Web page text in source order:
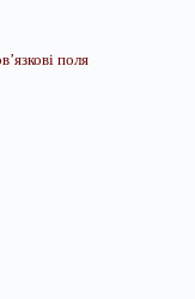
поля